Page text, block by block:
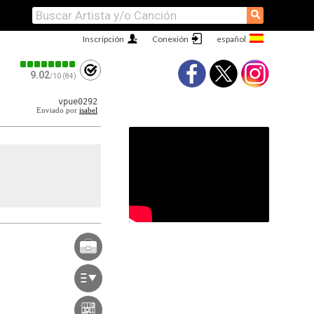
⚲
Conexión
Inscripción
9.02/10 (84)
vpue0292
Enviado por isabel